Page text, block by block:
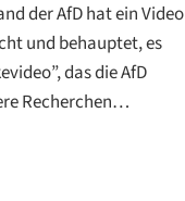
der AfD hat ein Video
und behauptet, es
das die AfD
Recherchen…